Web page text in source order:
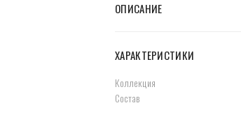
ОПИСАНИЕ
ХАРАКТЕРИСТИКИ
Коллекция
Состав